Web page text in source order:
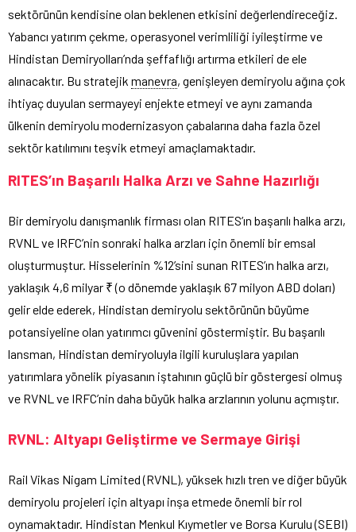
sektörünün kendisine olan beklenen etkisini değerlendireceğiz.
Yabancı yatırım çekme, operasyonel verimliliği iyileştirme ve
Hindistan Demiryolları’nda şeffaflığı artırma etkileri de ele
alınacaktır. Bu stratejik manevra, genişleyen demiryolu ağına çok
ihtiyaç duyulan sermayeyi enjekte etmeyi ve aynı zamanda
ülkenin demiryolu modernizasyon çabalarına daha fazla özel
sektör katılımını teşvik etmeyi amaçlamaktadır.
RITES’ın Başarılı Halka Arzı ve Sahne Hazırlığı
Bir demiryolu danışmanlık firması olan RITES’ın başarılı halka arzı,
RVNL ve IRFC’nin sonraki halka arzları için önemli bir emsal
oluşturmuştur. Hisselerinin %12’sini sunan RITES’ın halka arzı,
yaklaşık 4,6 milyar ₹ (o dönemde yaklaşık 67 milyon ABD doları)
gelir elde ederek, Hindistan demiryolu sektörünün büyüme
potansiyeline olan yatırımcı güvenini göstermiştir. Bu başarılı
lansman, Hindistan demiryoluyla ilgili kuruluşlara yapılan
yatırımlara yönelik piyasanın iştahının güçlü bir göstergesi olmuş
ve RVNL ve IRFC’nin daha büyük halka arzlarının yolunu açmıştır.
RVNL: Altyapı Geliştirme ve Sermaye Girişi
Rail Vikas Nigam Limited (RVNL), yüksek hızlı tren ve diğer büyük
demiryolu projeleri için altyapı inşa etmede önemli bir rol
oynamaktadır. Hindistan Menkul Kıymetler ve Borsa Kurulu (SEBI)